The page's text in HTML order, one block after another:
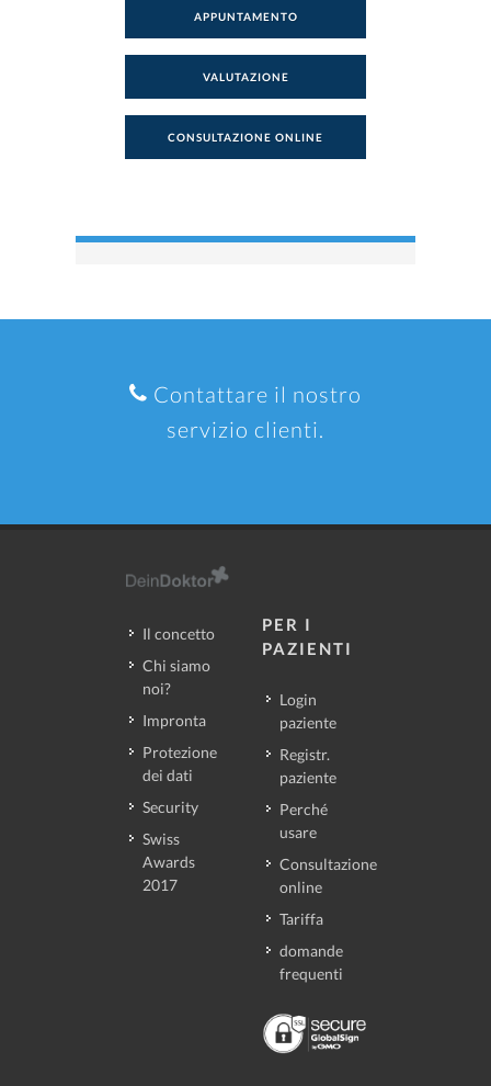
APPUNTAMENTO
VALUTAZIONE
CONSULTAZIONE ONLINE
Contattare il nostro
servizio clienti.
Il concetto
Chi siamo
noi?
Impronta
Protezione
dei dati
Security
Swiss
Awards
2017
PER I
PAZIENTI
Login
paziente
Registr.
paziente
Perché
usare
Consultazione
online
Tariffa
domande
frequenti